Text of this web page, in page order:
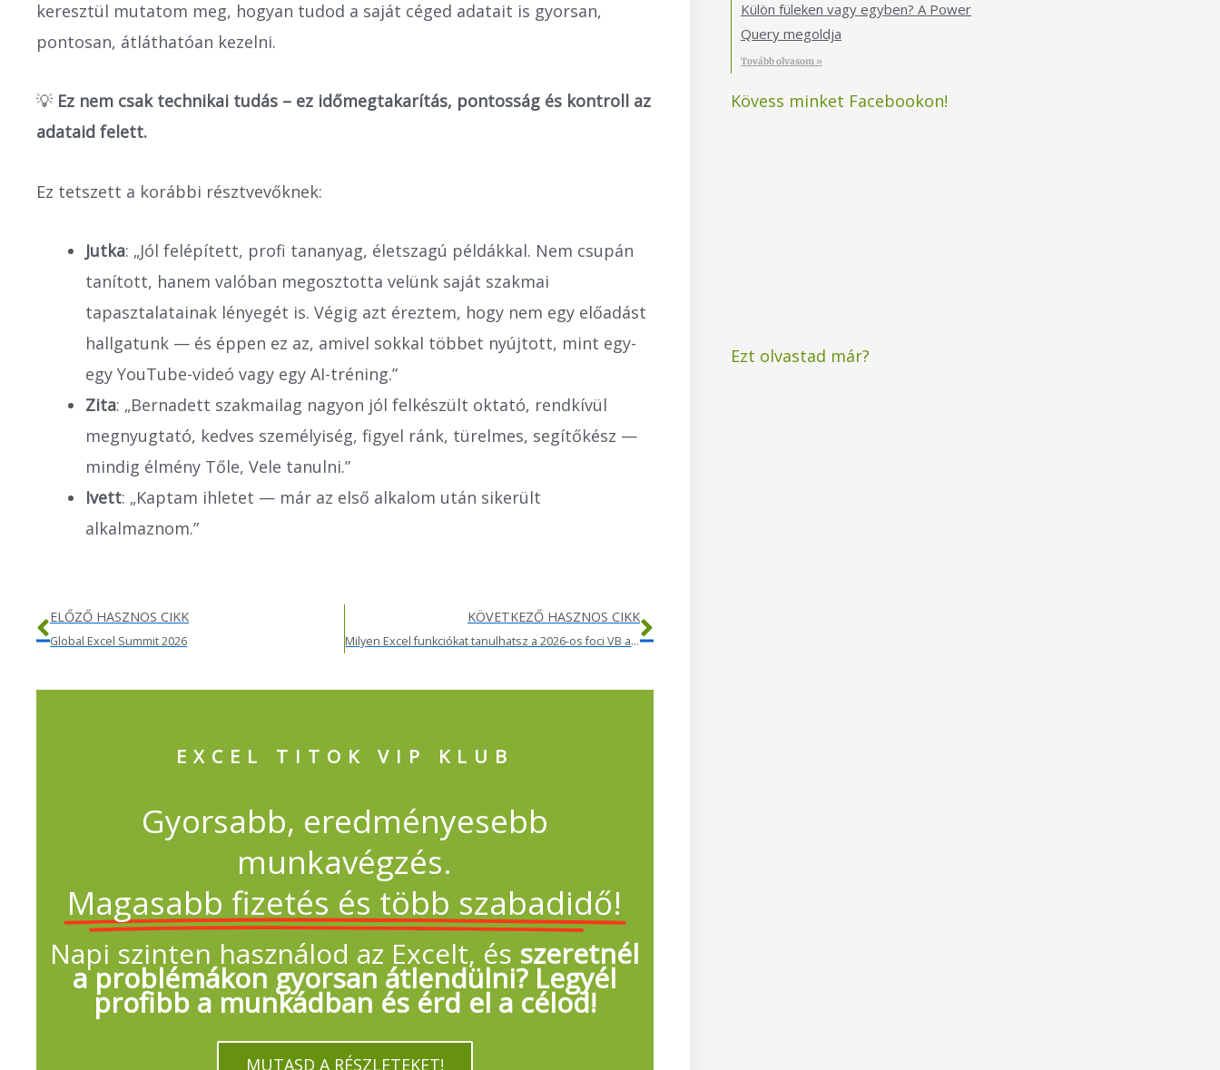
keresztül mutatom meg, hogyan tudod a saját céged adatait is gyorsan,
pontosan, átláthatóan kezelni.
💡 Ez nem csak technikai tudás – ez időmegtakarítás, pontosság és kontroll az
adataid felett.
Ez tetszett a korábbi résztvevőknek:
Jutka: „Jól felépített, profi tananyag, életszagú példákkal. Nem csupán
tanított, hanem valóban megosztotta velünk saját szakmai
tapasztalatainak lényegét is. Végig azt éreztem, hogy nem egy előadást
hallgatunk — és éppen ez az, amivel sokkal többet nyújtott, mint egy-
egy YouTube-videó vagy egy AI-tréning.”
Zita: „Bernadett szakmailag nagyon jól felkészült oktató, rendkívül
megnyugtató, kedves személyiség, figyel ránk, türelmes, segítőkész —
mindig élmény Tőle, Vele tanulni.”
Ivett: „Kaptam ihletet — már az első alkalom után sikerült
alkalmaznom.”
ELŐZŐ HASZNOS CIKK
Global Excel Summit 2026
KÖVETKEZŐ HASZNOS CIKK
Milyen Excel funkciókat tanulhatsz a 2026-os foci VB alatt?
EXCEL TITOK VIP KLUB
Gyorsabb, eredményesebb
munkavégzés.
Magasabb fizetés és több szabadidő!
Napi szinten használod az Excelt, és szeretnél
a problémákon gyorsan átlendülni? Legyél
profibb a munkádban és érd el a célod!
MUTASD A RÉSZLETEKET!
Külön füleken vagy egyben? A Power
Query megoldja
Tovább olvasom »
Kövess minket Facebookon!
Ezt olvastad már?